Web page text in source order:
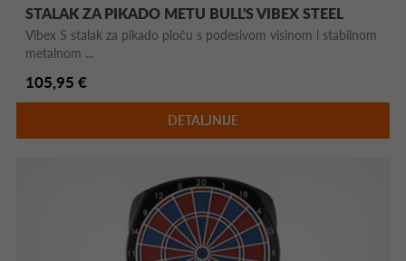
STALAK ZA PIKADO METU BULL'S VIBEX STEEL
Vibex S stalak za pikado ploču s podesivom visinom i stabilnom
metalnom ...
105,95 €
DETALJNIJE